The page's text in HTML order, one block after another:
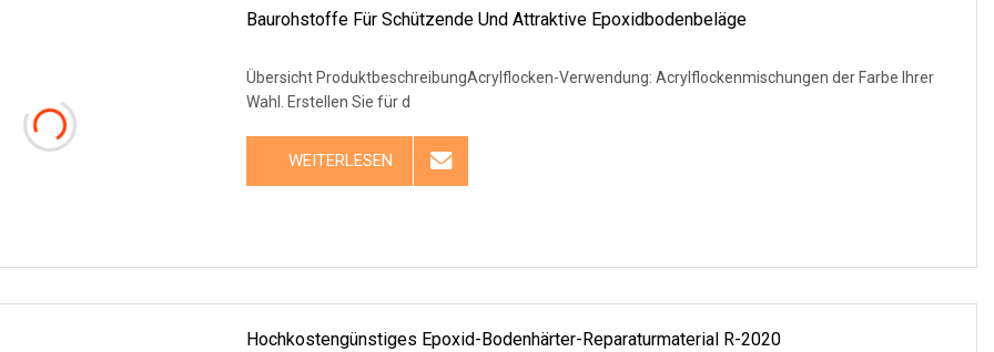
Baurohstoffe Für Schützende Und Attraktive Epoxidbodenbeläge
Übersicht ProduktbeschreibungAcrylflocken-Verwendung: Acrylflockenmischungen der Farbe Ihrer
Wahl. Erstellen Sie für d
WEITERLESEN
Hochkostengünstiges Epoxid-Bodenhärter-Reparaturmaterial R-2020